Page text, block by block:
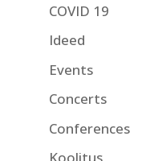
COVID 19
Ideed
Events
Concerts
Conferences